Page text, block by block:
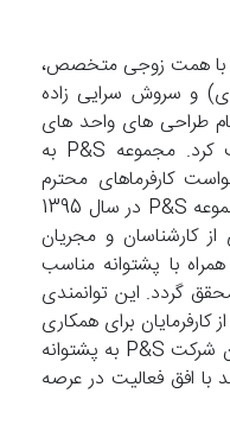
دفتر ساختمانی P&S در سال 1392 با همت زوجی متخصص،
و سروش سرایی زاده
طراحی های واحد های
مسکونی و تجاری آغاز به فعالیت کرد. مجموعه P&S به
کارفرماهای محترم
مبنی بر اجرای طراحی ها توسط مجموعه P&S در سال 1395
کارشناسان و مجریان
با پشتوانه مناسب
گردد. این توانمندی
برای همکاری
با شرکت P&S شده است. هم اکنون شرکت P&S به پشتوانه
با افق فعالیت در عرصه